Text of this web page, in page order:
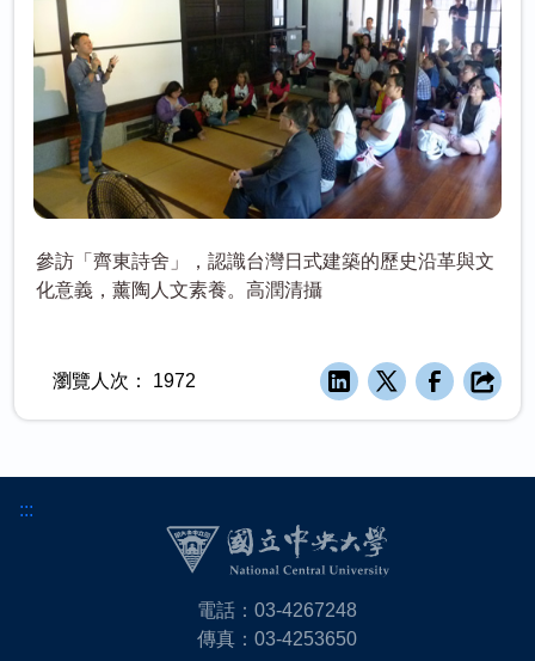
參訪「齊東詩舍」，認識台灣日式建築的歷史沿革與文
化意義，薰陶人文素養。高潤清攝
瀏覽人次： 1972
:::
電話：03-4267248
傳真：03-4253650